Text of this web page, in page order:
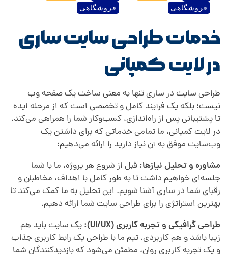
فروشگاهی فروشگاهی
خدمات طراحی سایت ساری
در لایت کمپانی
طراحی سایت در ساری تنها به معنی ساخت یک صفحه وب
نیست؛ بلکه یک فرآیند کامل و تخصصی است که از مرحله ایده
تا پشتیبانی پس از راه‌اندازی، کسب‌وکار شما را همراهی می‌کند.
در لایت کمپانی، ما تمامی خدماتی که برای داشتن یک
وب‌سایت موفق به آن نیاز دارید را ارائه می‌دهیم:
مشاوره و تحلیل نیازها: قبل از شروع هر پروژه، ما با شما
جلسه‌ای خواهیم داشت تا به طور کامل با اهداف، مخاطبان و
رقبای شما در ساری آشنا شویم. این تحلیل به ما کمک می‌کند تا
بهترین استراتژی را برای طراحی سایت شما ارائه دهیم.
طراحی گرافیکی و تجربه کاربری (UI/UX):
یک سایت باید هم
زیبا باشد و هم کاربردی. تیم ما با طراحی یک رابط کاربری جذاب
و یک تجربه کاربری روان، مطمئن می‌شود که بازدیدکنندگان شما